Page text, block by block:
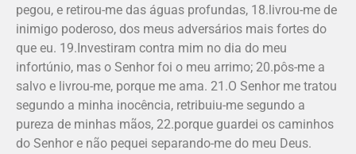
pegou, e retirou-me das águas profundas, 18.livrou-me de
inimigo poderoso, dos meus adversários mais fortes do
que eu. 19.Investiram contra mim no dia do meu
infortúnio, mas o Senhor foi o meu arrimo; 20.pôs-me a
salvo e livrou-me, porque me ama. 21.O Senhor me tratou
segundo a minha inocência, retribuiu-me segundo a
pureza de minhas mãos, 22.porque guardei os caminhos
do Senhor e não pequei separando-me do meu Deus.